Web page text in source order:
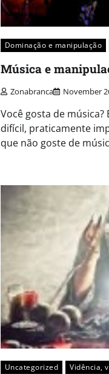
Dominação e manipulação
Música e
Zonabranca November
Você gosta de
difícil, praticamente
que não goste de
Uncategorized Vidência,